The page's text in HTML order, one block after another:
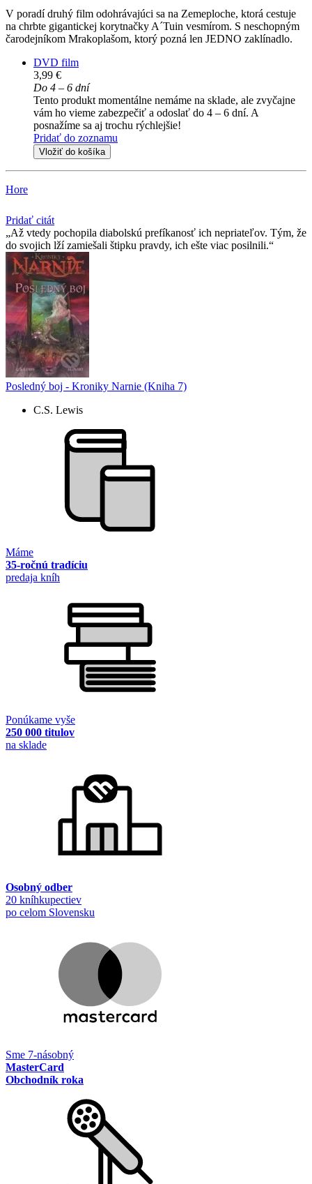
V poradí druhý film odohrávajúci sa na Zemeploche, ktorá cestuje
na chrbte gigantickej korytnačky A´Tuin vesmírom. S neschopným
čarodejníkom Mrakoplašom, ktorý pozná len JEDNO zaklínadlo.
DVD film
3,99 €
Do 4 – 6 dní
Tento produkt momentálne nemáme na sklade, ale zvyčajne
vám ho vieme zabezpečiť a odoslať do 4 – 6 dní. A
posnažíme sa aj trochu rýchlejšie!
Pridať do zoznamu
Vložiť do košíka
Hore
Pridať citát
Až vtedy pochopila diabolskú prefíkanosť ich nepriateľov. Tým, že
do svojich lží zamiešali štipku pravdy, ich ešte viac posilnili.
Posledný boj - Kroniky Narnie (Kniha 7)
C.S. Lewis
Máme
35-ročnú tradíciu
predaja kníh
Ponúkame vyše
250 000 titulov
na sklade
Osobný odber
20 kníhkupectiev
po celom Slovensku
Sme 7-násobný
MasterCard
Obchodník roka